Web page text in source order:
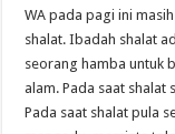
WA pada pagi ini
shalat. Ibadah shalat
seorang hamba untuk
alam. Pada saat shalat
Pada saat shalat pula